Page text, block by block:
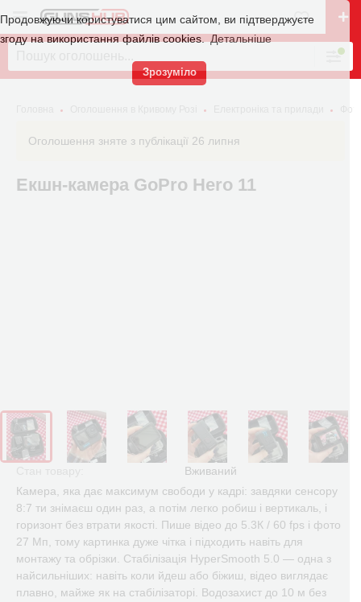
Продовжуючи користуватися цим сайтом, ви підтверджуєте
згоду на використання файлів cookies.
Детальніше
Зрозуміло
Оголошення зняте з публікації 26 липня
Екшн-камера GoPro Hero 11
Вживаний
Камера, яка дає максимум свободи у кадрі: завдяки сенсору
8:7 ти знімаєш один раз, а потім легко робиш і вертикаль, і
горизонт без втрати якості. Пише відео до 5.3К / 60 fps і фото
27 Мп, тому картинка дуже чітка і підходить навіть для
монтажу та обрізки. Стабілізація HyperSmooth 5.0 — одна з
найсильніших: навіть коли йдеш або біжиш, відео виглядає
плавно, майже як на стабілізаторі. Водозахист до 10 м без